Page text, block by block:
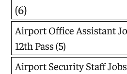
(6)
Airport Office Assistant
12th Pass(5)
Airport Security Staff